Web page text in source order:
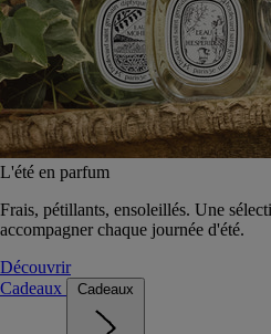
L'été en parfum
Frais, pétillants, ensoleillés. Une
accompagner chaque journée d'été.
Découvrir
Cadeaux
Cadeaux